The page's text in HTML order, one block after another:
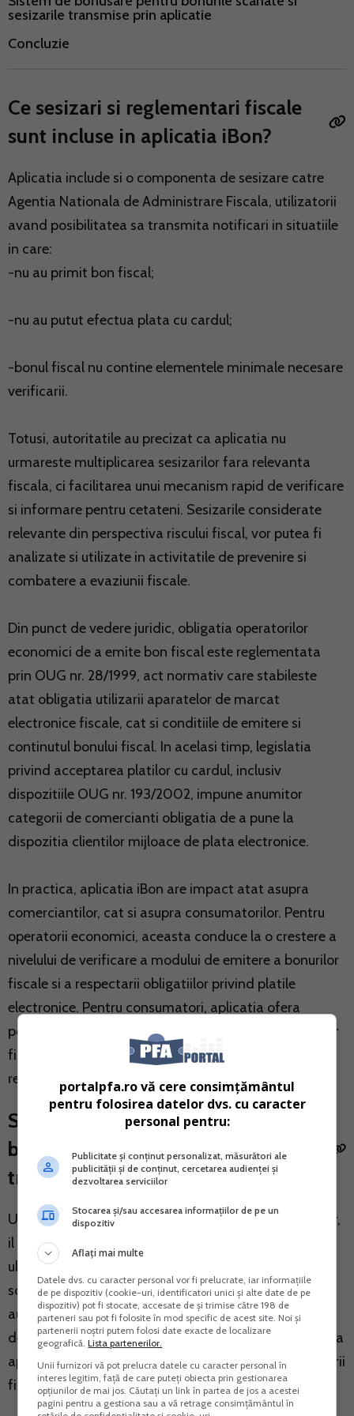
sesizarile transmise prin aplicatie
Concluzie
Ce sesizari si reglementari fiscale
sunt incluse in aplicatia iBon?
Aplicatia include si o componenta de sesizare catre
Agentia Nationala de Administrare Fiscala, utilizatorii
avand posibilitatea sa transmita notificari in situatiile
in care:
-nu au primit bon fiscal;
-nu au putut efectua plata cu cardul;
-bonul fiscal nu contine elementele minimale necesare
verificarii.
Totusi, autoritatile au precizat ca aplicatia nu
urmareste multiplicarea sesizarilor fara relevanta
fiscala, ci facilitarea unui mecanism rapid de verificare
si informare pentru cetateni. Sesizarile considerate
relevante din perspectiva riscului fiscal, vor putea fi
analizate si utilizate in activitatile de prevenire si
combatere a evaziunii fiscale.
Din punct de vedere juridic, obligatia operatorilor
economici de a emite bon fiscal este reglementata
prin OUG nr. 28/1999, act normativ care stabileste
atat obligatia utilizarii aparatelor de marcat
electronice fiscale, cat si conditiile de emitere si
continutul bonului fiscal. In acelasi timp, legislatia
privind acceptarea platilor cu cardul, inclusiv
dispozitiile OUG nr. 193/2002, impune anumitor
categorii de comercianti obligatia de a pune la
dispozitia clientilor mijloace de plata electronice.
In practica, aplicatia iBon are impact atat asupra
comerciantilor, cat si asupra consumatorilor. Pentru
operatorii economici, aceasta conduce la o crestere a
nivelului de verificare a modului de emitere a bonurilor
fiscale si a respectarii obligatiilor privind platile
electronice. Pentru consumatori, aplicatia ofera
posibilitatea verificarii rapide a autenticitatii bonurilor
fiscale si un instrument suplimentar de protectie in
relatia cu comerciantii.
Sistem de bonusare pentru
bonurile scanate si sesizarile
transmise prin aplicatie
Un aspect interesant anuntat de Ministerul Finantelor,
il reprezinta intentia de implementare, intr-o etapa
ulterioara, a unui sistem de bonusare pentru bonurile
scanate si sesizarile transmise prin aplicatie. Desi
autoritatile nu au prezentat inca mecanismul concret
de functionare, aceasta abordare ar putea transforma
aplicatia intr-un instrument de stimulare a conformarii
fiscale prin implicarea directa a consumatorilor:
portalpfa.ro vă cere consimțământul
pentru folosirea datelor dvs. cu caracter
personal pentru:
Publicitate și conținut personalizat, măsurători ale
publicității și de conținut, cercetarea audienței și
dezvoltarea serviciilor
Stocarea și/sau accesarea informațiilor de pe un
dispozitiv
Aflați mai multe
Datele dvs. cu caracter personal vor fi prelucrate, iar informațiile
de pe dispozitiv (cookie-uri, identificatori unici și alte date de pe
dispozitiv) pot fi stocate, accesate de și trimise către 198 de
parteneri sau pot fi folosite în mod specific de acest site. Noi și
partenerii noștri putem folosi date exacte de localizare
geografică.Lista partenerilor.
Unii furnizori vă pot prelucra datele cu caracter personal în
interes legitim, față de care puteți obiecta prin gestionarea
opțiunilor de mai jos. Căutați un link în partea de jos a acestei
pagini pentru a gestiona sau a vă retrage consimțământul în